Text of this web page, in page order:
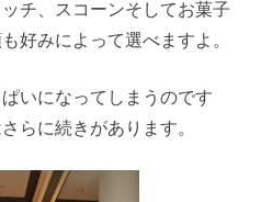
チ、スコーンそしてお菓子
好みによって選べますよ。
いになってしまうのです
らに続きがあります。